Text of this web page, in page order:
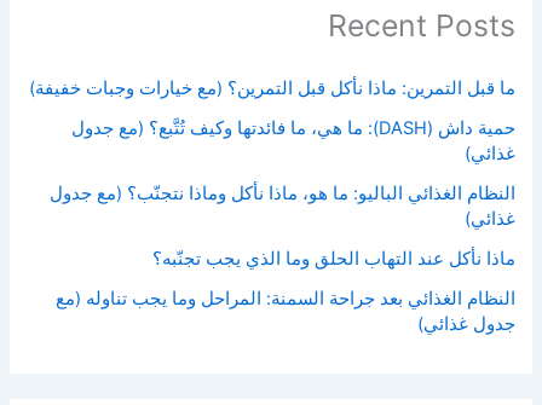
Recent Posts
ما قبل التمرين: ماذا نأكل قبل التمرين؟ (مع خيارات وجبات خفيفة)
حمية داش (DASH): ما هي، ما فائدتها وكيف تُتَّبع؟ (مع جدول
غذائي)
النظام الغذائي الباليو: ما هو، ماذا نأكل وماذا نتجنّب؟ (مع جدول
غذائي)
ماذا نأكل عند التهاب الحلق وما الذي يجب تجنّبه؟
النظام الغذائي بعد جراحة السمنة: المراحل وما يجب تناوله (مع
جدول غذائي)